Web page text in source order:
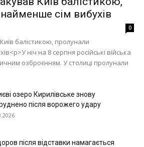
сім вибухів
0
балістикою, пролунали
ніч на 8 серпня російські війська
озброєнням. У столиці пролунали
озеро Кирилівське знову
після ворожего удару
після відставки намагається